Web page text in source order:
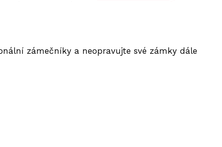
zámečníky a neopravujte své zámky dále